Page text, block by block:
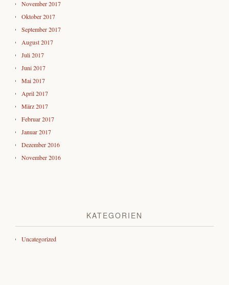
November 2017
Oktober 2017
September 2017
August 2017
Juli 2017
Juni 2017
Mai 2017
April 2017
März 2017
Februar 2017
Januar 2017
Dezember 2016
November 2016
KATEGORIEN
Uncategorized